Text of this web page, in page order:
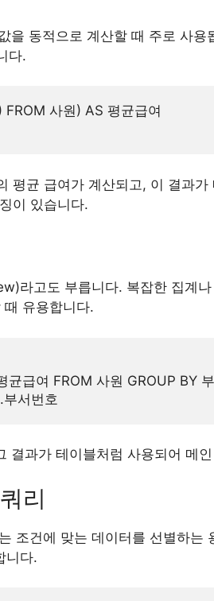
을 동적으로 계산할 때 주로 사용
다.
사원) AS 평균급여
평균 급여가 계산되고, 이 결과
이 있습니다.
라고도 부릅니다. 복잡한 집계
유용합니다.
급여 FROM 사원 GROUP BY
결과가 테이블처럼 사용되어 메
리
조건에 맞는 데이터를 선별하는
니다.